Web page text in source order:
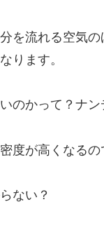
を流れる空気
ります。
のかって？ナ
度が高くなる
ない？